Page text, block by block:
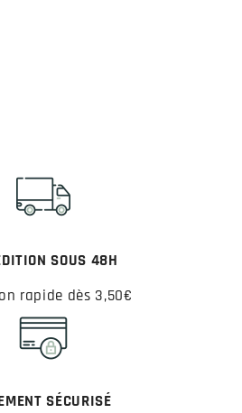
SOUS 48H
rapide dès 3,50€
SÉCURISÉ